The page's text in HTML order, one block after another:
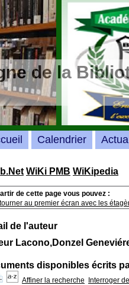
de la
WiKi PMB WiKipedia
de cette page vous pouvez :
au premier écran avec les
de l'auteur
Lacono,Donzel
disponibles écrits
Affiner la recherche Interroger
Calendrier